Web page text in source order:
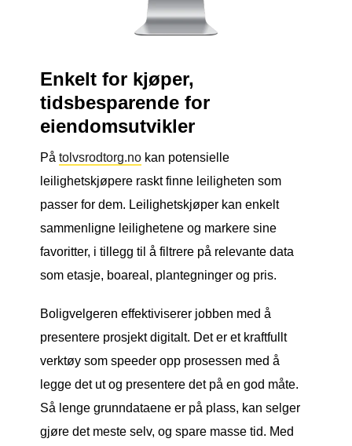
Enkelt for kjøper,
tidsbesparende for
eiendomsutvikler
Påtolvsrodtorg.no kan potensielle
leilighetskjøpere raskt finne leiligheten som
passer for dem. Leilighetskjøper kan enkelt
sammenligne leilighetene og markere sine
favoritter, i tillegg til å filtrere på relevante data
som etasje, boareal, plantegninger og pris.
Boligvelgeren effektiviserer jobben med å
presentere prosjekt digitalt. Det er et kraftfullt
verktøy som speeder opp prosessen med å
legge det ut og presentere det på en god måte.
Så lenge grunndataene er på plass, kan selger
gjøre det meste selv, og spare masse tid. Med